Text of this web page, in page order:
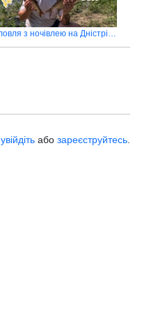
Риболовля з ночівлею на Дністрі біля села Велика Слобідка
увійдіть або зареєструйтесь